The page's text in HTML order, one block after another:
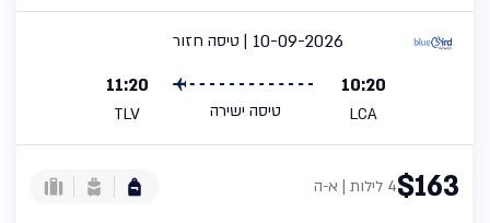
טיסה חזור
10-09-2026
10:20
LCA טיסה ישירה
11:20
TLV
$1634 לילות | א-ה